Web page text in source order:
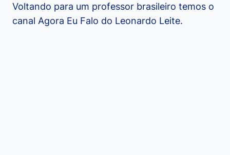
Voltando para um professor brasileiro temos o
canal Agora Eu Falo do Leonardo Leite.